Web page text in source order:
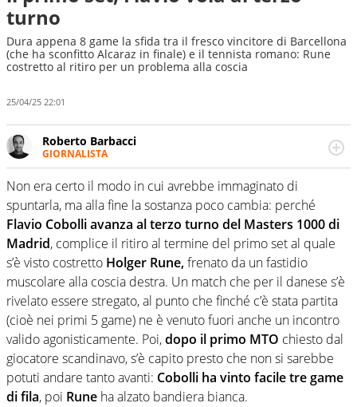
turno
Dura appena 8 game la sfida tra il fresco vincitore di Barcellona
(che ha sconfitto Alcaraz in finale) e il tennista romano: Rune
costretto al ritiro per un problema alla coscia
25/04/25 22:01
Roberto Barbacci
GIORNALISTA
Giornalista (pubblicista) sportivo a tutto campo, è il
tuttologo di Virgilio Sport. Provate a chiedergli di boxe, di
scherma, di volley o di curling: ve ne farà innamorare
Non era certo il modo in cui avrebbe immaginato di
spuntarla, ma alla fine la sostanza poco cambia: perché
Flavio Cobolli avanza al terzo turno del Masters 1000 di
Madrid, complice il ritiro al termine del primo set al quale
s’è visto costretto Holger Rune,frenato da un fastidio
muscolare alla coscia destra. Un match che per il danese s’è
rivelato essere stregato, al punto che finché c’è stata partita
(cioè nei primi 5 game) ne è venuto fuori anche un incontro
valido agonisticamente. Poi,dopo il primo MTO chiesto dal
giocatore scandinavo, s’è capito presto che non si sarebbe
potuti andare tanto avanti: Cobolli ha vinto facile tre game
di fila, poi Rune ha alzato bandiera bianca.